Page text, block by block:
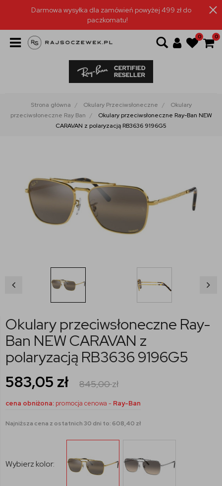
Darmowa wysyłka dla zamówień powyżej 499 zł do
paczkomatu!
0 0
Strona główna Okulary Przeciwsłoneczne
Okulary
przeciwsłoneczne Ray Ban
Okulary przeciwsłoneczne Ray-Ban NEW
CARAVAN z polaryzacją RB3636 9196G5
Okulary przeciwsłoneczne Ray-
Ban NEW CARAVAN z
polaryzacją RB3636 9196G5
583,05 zł 845,00zł
cena obniżona: promocja cenowa - Ray-Ban
Najniższa cena z ostatnich 30 dni to: 608,40 zł
Wybierz kolor: